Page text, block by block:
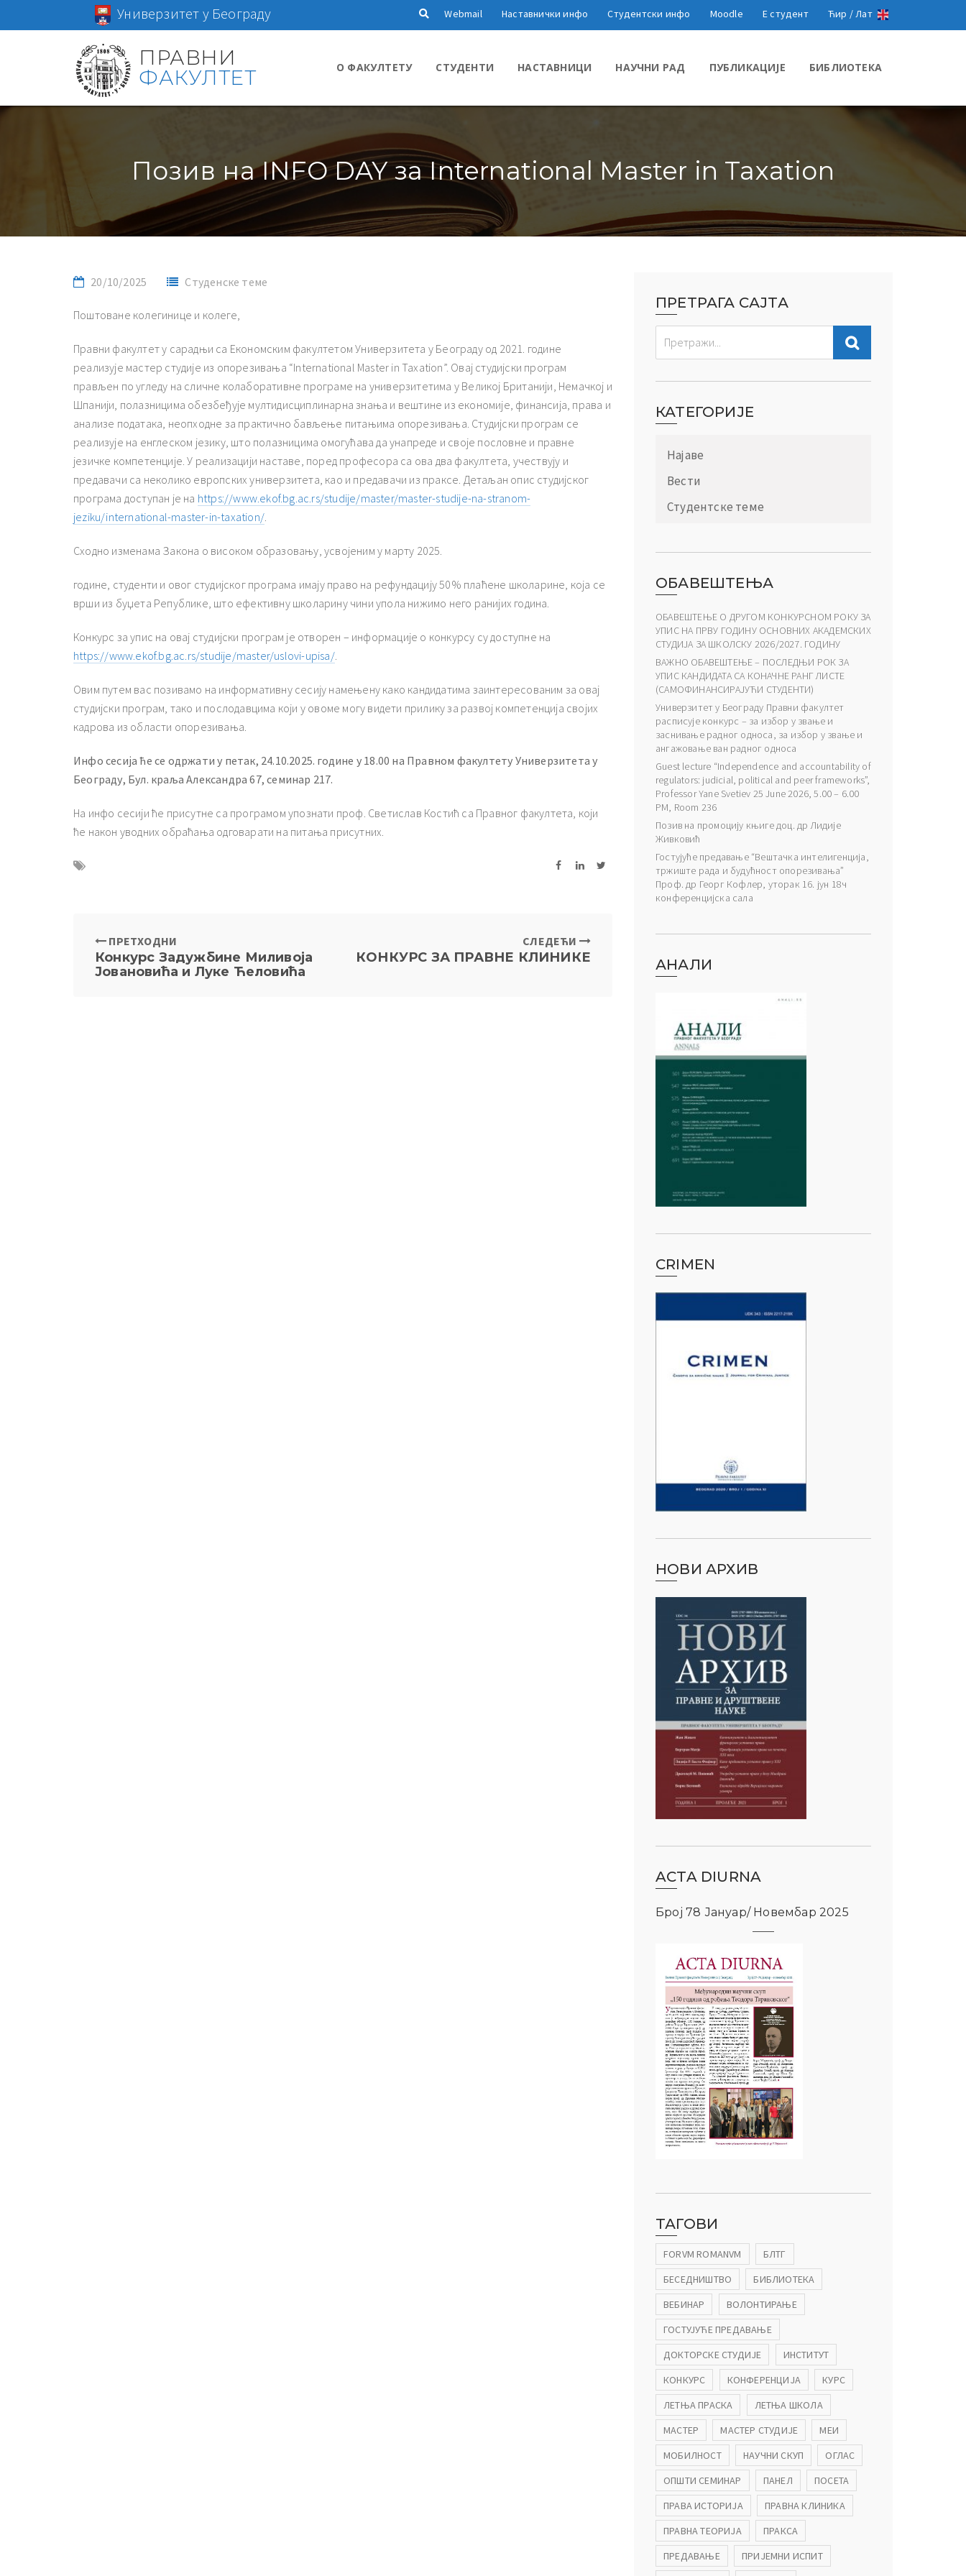
Универзитет у Београду Webmail Наставнички инфо Студентски инфо Moodle Е студент Ћир /Лат
ПРАВНИ
ФАКУЛТЕТ
О ФАКУЛТЕТУ СТУДЕНТИ НАСТАВНИЦИ НАУЧНИ РАД ПУБЛИКАЦИЈЕ БИБЛИОТЕКА
Позив на INFO DAY за International Master in Taxation
20/10/2025 Студенске теме
Поштоване колегинице и колеге,
Правни факултет у сарадњи са Економским факултетом Универзитета у Београду од 2021. године
реализује мастер студије из опорезивања “International Master in Taxation”. Овај студијски програм
прављен по угледу на сличне колаборативне програме на универзитетима у Великој Британији, Немачкој и
Шпанији, полазницима обезбеђује мултидисциплинарна знања и вештине из економије, финансија, права и
анализе података, неопходне за практично бављење питањима опорезивања. Студијски програм се
реализује на енглеском језику, што полазницима омогућава да унапреде и своје пословне и правне
језичке компетенције. У реализацији наставе, поред професора са ова два факултета, учествују и
предавачи са неколико европских универзитета, као и предавачи из праксе. Детаљан опис студијског
програма доступан је на https://www.ekof.bg.ac.rs/studije/master/master-studije-na-stranom-
jeziku/international-master-in-taxation/.
Сходно изменама Закона о високом образовању, усвојеним у марту 2025.
године, студенти и овог студијског програма имају право на рефундацију 50% плаћене школарине, која се
врши из буџета Републике, што ефективну школарину чини упола нижимо него ранијих година.
Конкурс за упис на овај студијски програм је отворен – информације о конкурсу су доступне на
https://www.ekof.bg.ac.rs/studije/master/uslovi-upisa/.
Овим путем вас позивамо на информативну сесију намењену како кандидатима заинтересованим за овај
студијски програм, тако и послодавцима који у овоме могу видети прилику за развој компетенција својих
кадрова из области опорезивања.
Инфо сесија ће се одржати у петак, 24.10.2025. године у 18.00 на Правном факултету Универзитета у
Београду, Бул. краља Александра 67, семинар 217.
На инфо сесији ће присутне са програмом упознати проф. Светислав Костић са Правног факултета, који
ће након уводних обраћања одговарати на питања присутних.
ПРЕТХОДНИ
Конкурс Задужбине Миливоја
Јовановића и Луке Ћеловића
СЛЕДЕЋИ
КОНКУРС ЗА ПРАВНЕ КЛИНИКЕ
ПРЕТРАГА САЈТА
КАТЕГОРИЈЕ
Најаве
Вести
Студентске теме
ОБАВЕШТЕЊА
ОБАВЕШТЕЊЕ О ДРУГОМ КОНКУРСНОМ РОКУ ЗА
УПИС НА ПРВУ ГОДИНУ ОСНОВНИХ АКАДЕМСКИХ
СТУДИЈА ЗА ШКОЛСКУ 2026/2027. ГОДИНУ
ВАЖНО ОБАВЕШТЕЊЕ – ПОСЛЕДЊИ РОК ЗА
УПИС КАНДИДАТА СА КОНАЧНЕ РАНГ ЛИСТЕ
(САМОФИНАНСИРАЈУЋИ СТУДЕНТИ)
Универзитет у Београду Правни факултет
расписује конкурс – за избор у звање и
заснивање радног односа, за избор у звање и
ангажовање ван радног односа
Guest lecture “Independence and accountability of
regulators: judicial, political and peer frameworks”,
Professor Yane Svetiev 25 June 2026, 5.00 – 6.00
PM, Room 236
Позив на промоцију књиге доц. др Лидије
Живковић
Гостујуће предавање “Вештачка интелигенција,
тржиште рада и будућност опорезивања”
Проф. др Георг Кофлер, уторак 16. јун 18ч
конференцијска сала
АНАЛИ
CRIMEN
НОВИ АРХИВ
ACTA DIURNA
Број 78 Јануар/ Новембар 2025
ТАГОВИ
FORVM ROMANVM
БЛТГ
БЕСЕДНИШТВО
БИБЛИОТЕКА
ВЕБИНАР
ВОЛОНТИРАЊЕ
ГОСТУЈУЋЕ ПРЕДАВАЊЕ
ДОКТОРСКЕ СТУДИЈЕ
ИНСТИТУТ
КОНКУРС
КОНФЕРЕНЦИЈА
КУРС
ЛЕТЊА ПРАСКА
ЛЕТЊА ШКОЛА
МАСТЕР
МАСТЕР СТУДИЈЕ
МЕИ
МОБИЛНОСТ
НАУЧНИ СКУП
ОГЛАС
ОПШТИ СЕМИНАР
ПАНЕЛ
ПОСЕТА
ПРАВА ИСТОРИЈА
ПРАВНА КЛИНИКА
ПРАВНА ТЕОРИЈА
ПРАКСА
ПРЕДАВАЊЕ
ПРИЈЕМНИ ИСПИТ